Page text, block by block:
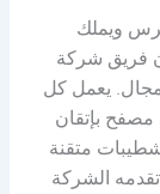
ويملك
فريق شركة
يعمل كل
بإتقان
متقنة
الشركة